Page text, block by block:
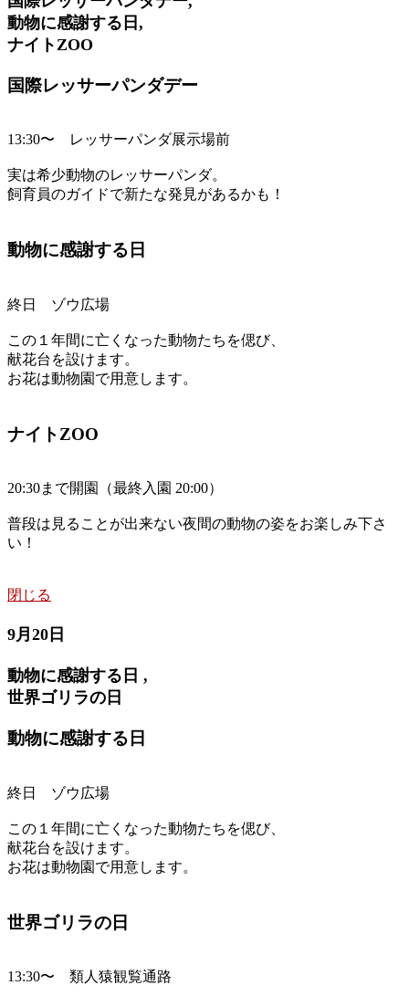
動物に感謝する日,
ナイトZOO
国際レッサーパンダデー
13:30〜 レッサーパンダ展示場前
実は希少動物のレッサーパンダ。
飼育員のガイドで新たな発見があるかも！
動物に感謝する日
終日 ゾウ広場
この１年間に亡くなった動物たちを偲び、
献花台を設けます。
お花は動物園で用意します。
ナイトZOO
20:30まで開園（最終入園 20:00）
普段は見ることが出来ない夜間の動物の姿をお楽しみ下さ
い！
閉じる
9月20日
動物に感謝する日 ,
世界ゴリラの日
動物に感謝する日
終日 ゾウ広場
この１年間に亡くなった動物たちを偲び、
献花台を設けます。
お花は動物園で用意します。
世界ゴリラの日
13:30〜 類人猿観覧通路